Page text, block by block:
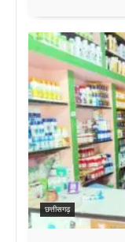
छत्तीसगढ़